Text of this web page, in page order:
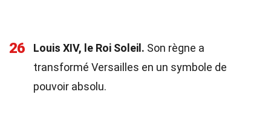
26 Louis XIV, le Roi Soleil. Son règne a
transformé Versailles en un symbole de
pouvoir absolu.